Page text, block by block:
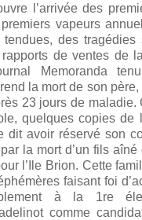
l’arrivée des
vapeurs
des
de ventes de
Memoranda
la mort de son
23 jours de maladie.
quelques copies de
dit avoir réservé son
la mort d’un fils
l’Ile Brion. Cette
faisant foi
à la 1re
comme